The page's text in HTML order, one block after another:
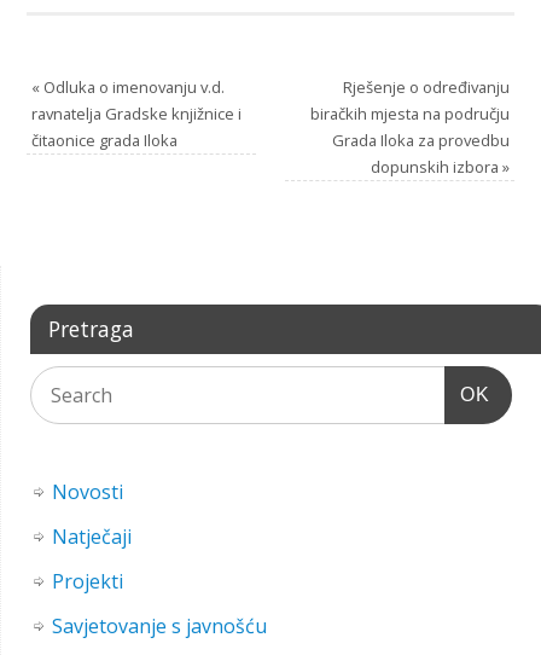
«Odluka o imenovanju v.d.
ravnatelja Gradske knjižnice i
čitaonice grada Iloka
Rješenje o određivanju
biračkih mjesta na području
Grada Iloka za provedbu
dopunskih izbora»
Pretraga
OK
Novosti
Natječaji
Projekti
Savjetovanje s javnošću